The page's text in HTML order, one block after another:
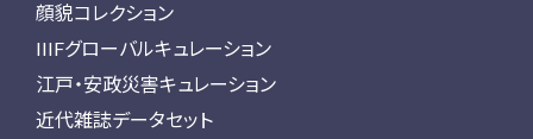
顔貌コレクション
IIIFグローバルキュレーション
江戸・安政災害キュレーション
近代雑誌データセット